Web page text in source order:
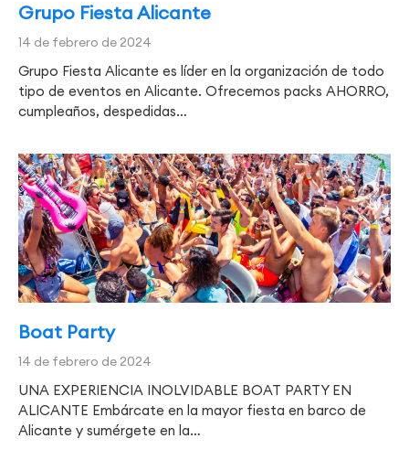
Grupo Fiesta Alicante
14 de febrero de 2024
Grupo Fiesta Alicante es líder en la organización de todo
tipo de eventos en Alicante. Ofrecemos packs AHORRO,
cumpleaños, despedidas…
Boat Party
14 de febrero de 2024
UNA EXPERIENCIA INOLVIDABLE BOAT PARTY EN
ALICANTE Embárcate en la mayor fiesta en barco de
Alicante y sumérgete en la…